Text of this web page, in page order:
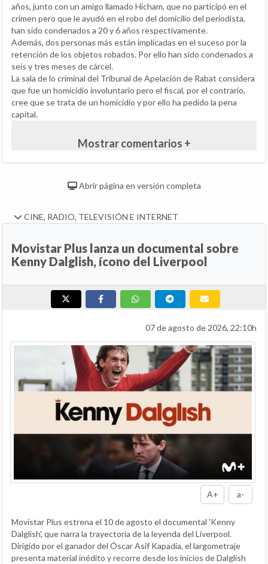
años, junto con un amigo llamado Hicham, que no participó en el
crimen pero que le ayudó en el robo del domicilio del periodista,
han sido condenados a 20 y 6 años respectivamente.
Además, dos personas más están implicadas en el suceso por la
retención de los objetos robados. Por ello han sido condenados a
seis y tres meses de cárcel.
La sala de lo criminal del Tribunal de Apelación de Rabat considera
que fue un homicidio involuntario pero el fiscal, por el contrario,
cree que se trata de un homicidio y por ello ha pedido la pena
capital.
Mostrar comentarios +
Abrir página en versión completa
CINE, RADIO, TELEVISIÓN E INTERNET
Movistar Plus lanza un documental sobre
Kenny Dalglish, ícono del Liverpool
07 de agosto de 2026, 22:10h
A+ a-
Movistar Plus estrena el 10 de agosto el documental 'Kenny
Dalglish', que narra la trayectoria de la leyenda del Liverpool.
Dirigido por el ganador del Óscar Asif Kapadia, el largometraje
presenta material inédito y recorre desde los inicios de Dalglish